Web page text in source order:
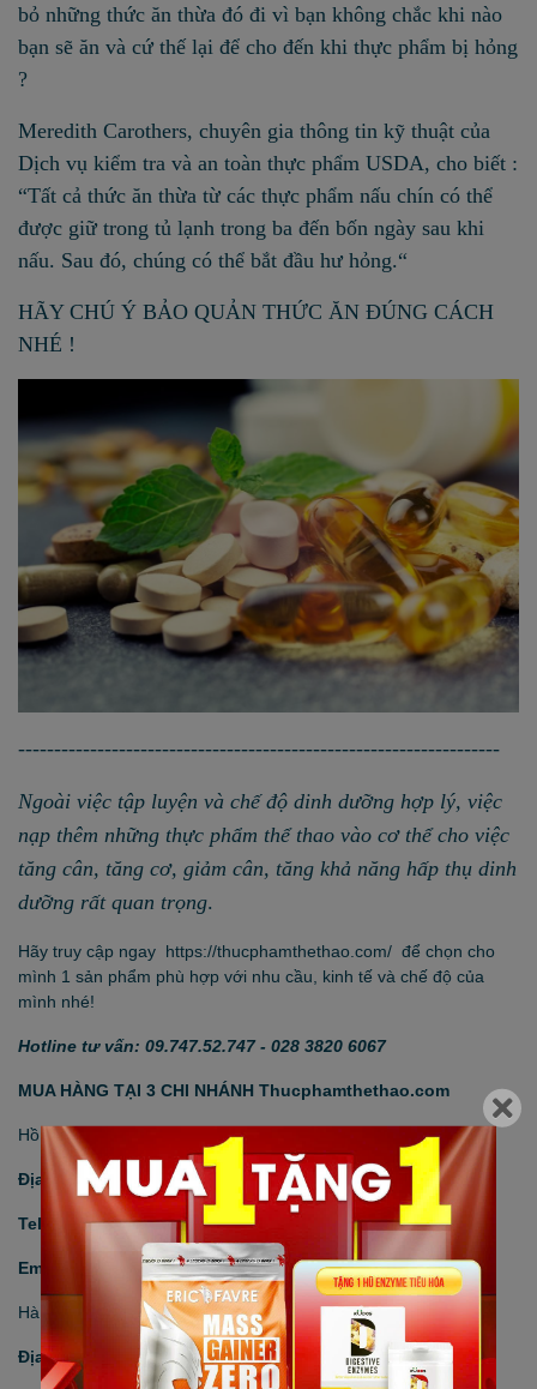
bỏ những thức ăn thừa đó đi vì bạn không chắc khi nào
bạn sẽ ăn và cứ thế lại để cho đến khi thực phẩm bị hỏng
?
Meredith Carothers, chuyên gia thông tin kỹ thuật của
Dịch vụ kiểm tra và an toàn thực phẩm USDA, cho biết :
“Tất cả thức ăn thừa từ các thực phẩm nấu chín có thể
được giữ trong tủ lạnh trong ba đến bốn ngày sau khi
nấu. Sau đó, chúng có thể bắt đầu hư hỏng.“
HÃY CHÚ Ý BẢO QUẢN THỨC ĂN ĐÚNG CÁCH
NHÉ !
-------------------------------------------------------------------
Ngoài việc tập luyện và chế độ dinh dưỡng hợp lý, việc
nạp thêm những thực phẩm thể thao vào cơ thể cho việc
tăng cân, tăng cơ, giảm cân, tăng khả năng hấp thụ dinh
dưỡng rất quan trọng.
Hãy truy cập ngay https://thucphamthethao.com/ để chọn cho
mình 1 sản phẩm phù hợp với nhu cầu, kinh tế và chế độ của
mình nhé!
Hotline tư vấn: 09.747.52.747 - 028 3820 6067
MUA HÀNG TẠI 3 CHI NHÁNH Thucphamthethao.com
Hồ Chí Minh
Địa chỉ: 166 Đinh Tiên Hoàng, P. Đakao, Q. 1
Tel: 02838206067-Hotline:0931.341.646
Email: thucphamthethao11@gmail.com
Hà Nội
Địa chỉ: 183C Đội Cấn, Q. Ba Đình